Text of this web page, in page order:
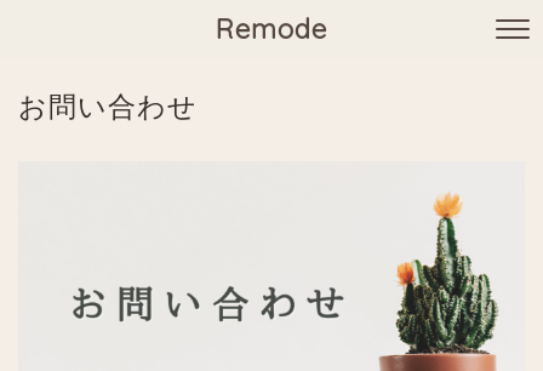
Remode
お問い合わせ